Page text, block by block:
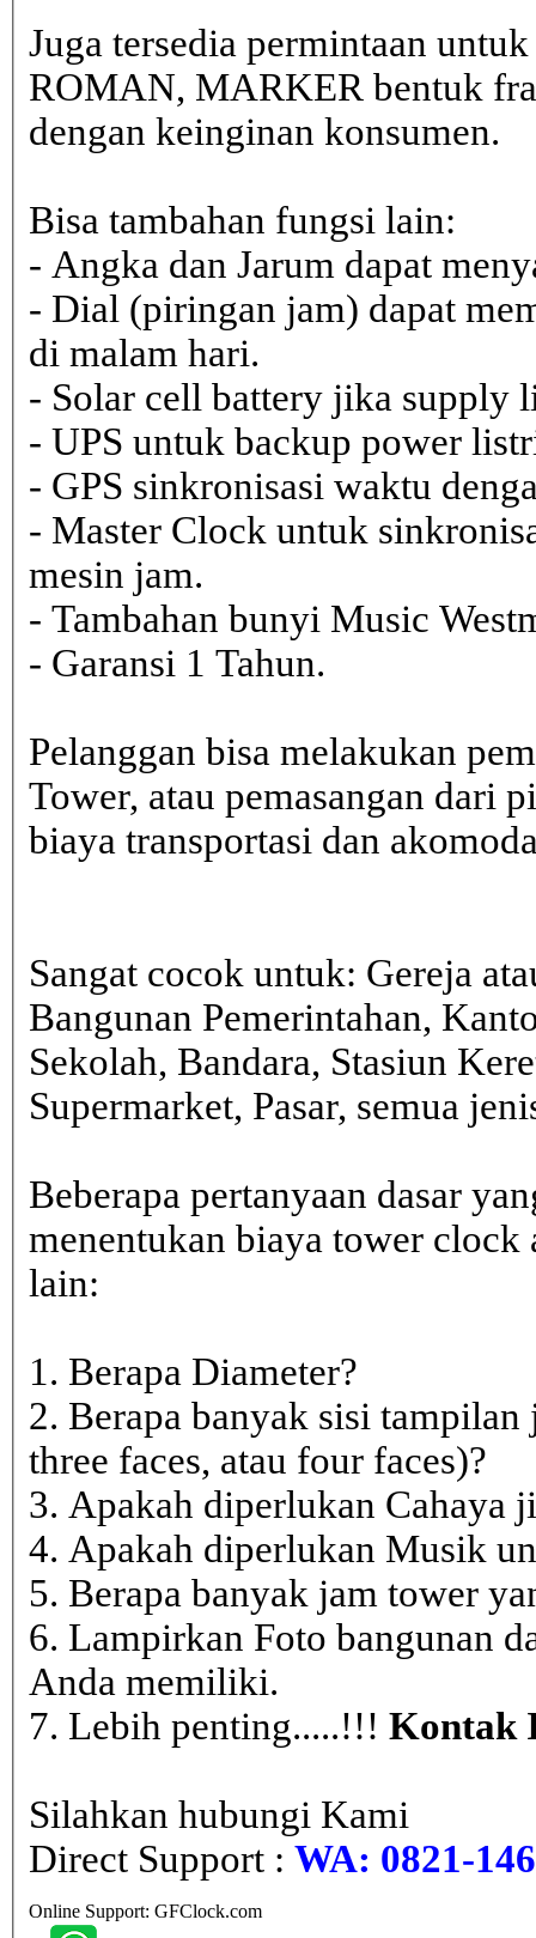
Juga tersedia permintaan
ROMAN, MARKER bentuk
dengan keinginan konsumen.
Bisa tambahan fungsi lain:
- Angka dan Jarum dapat
- Dial (piringan jam) dapat
di malam hari.
- Solar cell battery jika supply
- UPS untuk backup power
- GPS sinkronisasi waktu
- Master Clock untuk
mesin jam.
- Tambahan bunyi Music
- Garansi 1 Tahun.
Pelanggan bisa melakukan
Tower, atau pemasangan dari
biaya transportasi dan
Sangat cocok untuk: Gereja
Bangunan Pemerintahan,
Sekolah, Bandara, Stasiun
Supermarket, Pasar, semua
Beberapa pertanyaan dasar
menentukan biaya tower clock
lain:
1. Berapa Diameter?
2. Berapa banyak sisi
three faces, atau four faces)?
3. Apakah diperlukan Cahaya
4. Apakah diperlukan Musik
5. Berapa banyak jam tower
6. Lampirkan Foto bangunan
Anda memiliki.
7. Lebih penting.....!!! Kontak
Silahkan hubungi Kami
Direct Support : WA: 0821-
Online Support: GFClock.com